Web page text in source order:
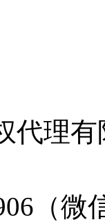
代理有
（微